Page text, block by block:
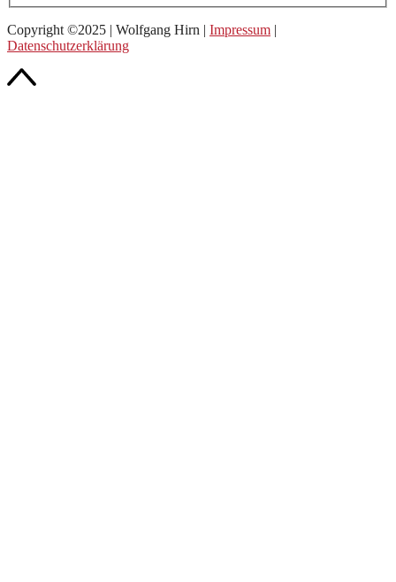
Copyright ©2025 | Wolfgang Hirn | Impressum |
Datenschutzerklärung